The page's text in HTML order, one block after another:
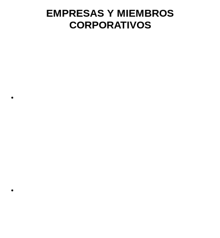
EMPRESAS Y MIEMBROS
CORPORATIVOS